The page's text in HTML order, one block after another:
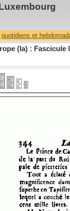
quotidiens et
(la) : Fascicule